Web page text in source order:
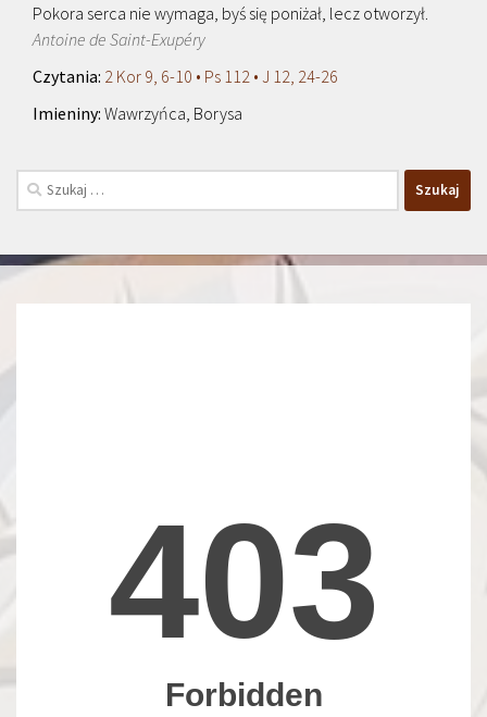
Pokora serca nie wymaga, byś się poniżał, lecz otworzył.
Antoine de Saint-Exupéry
2 Kor 9, 6-10 • Ps 112 • J 12, 24-26
Wawrzyńca, Borysa
Szukaj: